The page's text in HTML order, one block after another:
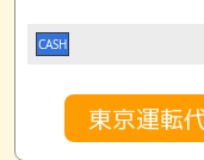
CASH
東京運転